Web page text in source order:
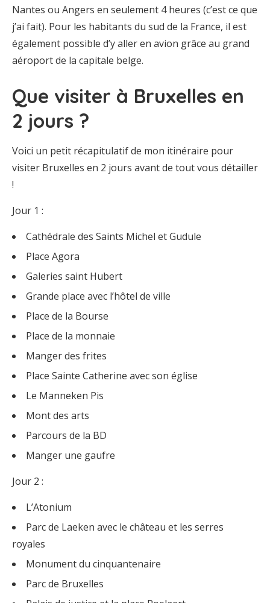
Nantes ou Angers en seulement 4 heures (c’est ce que
j’ai fait). Pour les habitants du sud de la France, il est
également possible d’y aller en avion grâce au grand
aéroport de la capitale belge.
Que visiter à Bruxelles en
2 jours ?
Voici un petit récapitulatif de mon itinéraire pour
visiter Bruxelles en 2 jours avant de tout vous détailler
!
Jour 1 :
Cathédrale des Saints Michel et Gudule
Place Agora
Galeries saint Hubert
Grande place avec l’hôtel de ville
Place de la Bourse
Place de la monnaie
Manger des frites
Place Sainte Catherine avec son église
Le Manneken Pis
Mont des arts
Parcours de la BD
Manger une gaufre
Jour 2 :
L’Atonium
Parc de Laeken avec le château et les serres
royales
Monument du cinquantenaire
Parc de Bruxelles